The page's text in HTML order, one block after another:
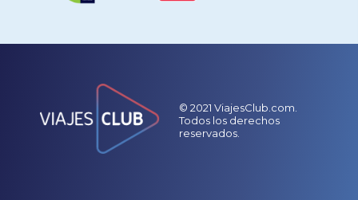
© 2021 ViajesClub.com.
Todos los derechos
reservados.